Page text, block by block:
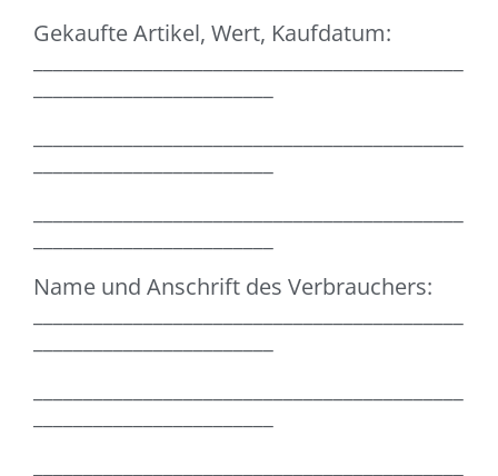
Gekaufte Artikel, Wert, Kaufdatum:
Name und Anschrift des Verbrauchers: